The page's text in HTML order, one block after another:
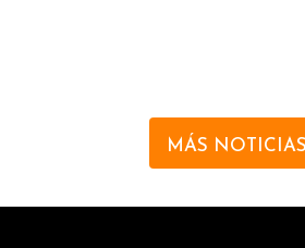
MÁS NOTICIAS